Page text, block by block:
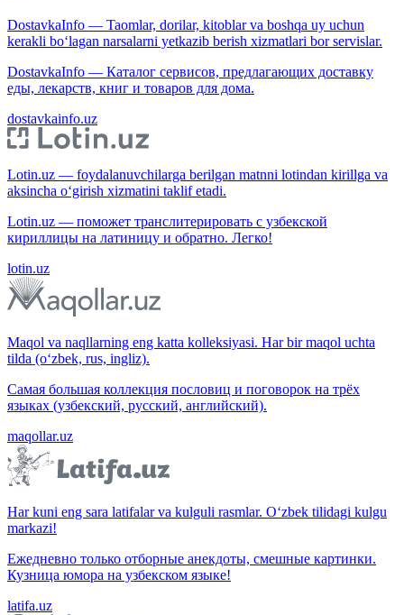
DostavkaInfo — Taomlar, dorilar, kitoblar va boshqa uy uchun
kerakli bo‘lagan narsalarni yetkazib berish xizmatlari bor servislar.
DostavkaInfo — Каталог сервисов, предлагающих доставку
еды, лекарств, книг и товаров для дома.
dostavkainfo.uz
Lotin.uz — foydalanuvchilarga berilgan matnni lotindan kirillga va
aksincha o‘girish xizmatini taklif etadi.
Lotin.uz — поможет транслитерировать с узбекской
кириллицы на латиницу и обратно. Легко!
lotin.uz
Maqol va naqllarning eng katta kolleksiyasi. Har bir maqol uchta
tilda (o‘zbek, rus, ingliz).
Самая большая коллекция пословиц и поговорок на трёх
языках (узбекский, русский, английский).
maqollar.uz
Har kuni eng sara latifalar va kulguli rasmlar. O‘zbek tilidagi kulgu
markazi!
Ежедневно только отборные анекдоты, смешные картинки.
Кузница юмора на узбекском языке!
latifa.uz